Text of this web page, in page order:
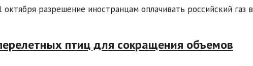
разрешение иностранцам оплачивать российский газ в
птиц для сокращения объемов